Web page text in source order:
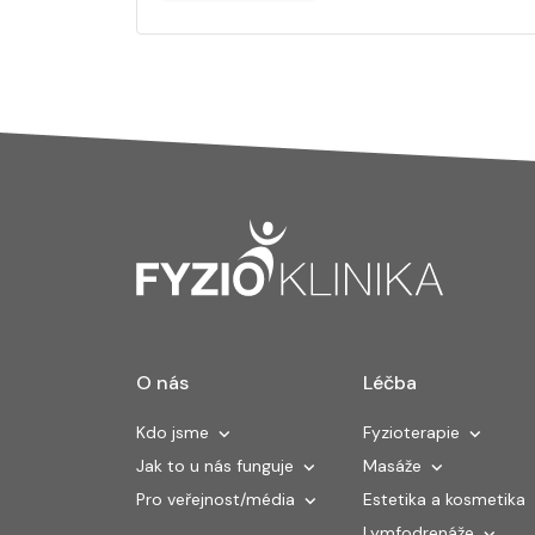
O nás
Kdo jsme
Jak to u nás funguje
Pro veřejnost/média
Léčba
Fyzioterapie
Masáže
Estetika a kosmetika